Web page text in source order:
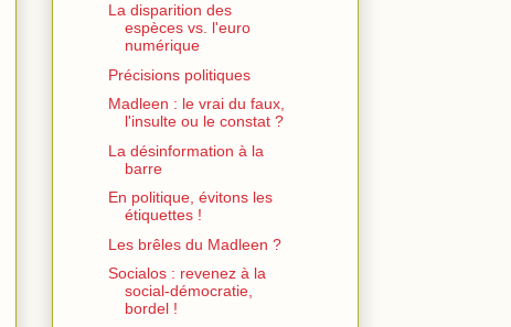
La disparition des
espèces vs. l'euro
numérique
Précisions politiques
Madleen : le vrai du faux,
l'insulte ou le constat ?
La désinformation à la
barre
En politique, évitons les
étiquettes !
Les brêles du Madleen ?
Socialos : revenez à la
social-démocratie,
bordel !